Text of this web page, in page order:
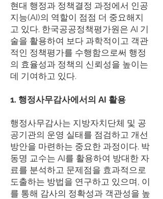
현대 행정과 정책결정 과정에서 인공
지능(AI)의 역할이 점점 더 중요해지
고 있다. 한국공공정책평가원은 AI 기
술을 활용하여 보다 과학적이고 객관
적인 정책평가를 수행함으로써 행정
의 효율성과 정책의 신뢰성을 높이는
데 기여하고 있다.
1. 행정사무감사에서의 AI 활용
행정사무감사는 지방자치단체 및 공
공기관의 운영 실태를 점검하고 개선
방안을 마련하는 중요한 과정이다. 박
동명 교수는 AI를 활용하여 방대한 자
료를 분석하고 문제점을 효과적으로
도출하는 방법을 연구하고 있으며, 이
를 통해 감사의 정확성과 객관성을 높